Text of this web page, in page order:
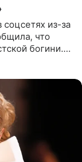
соцсетях из-за
что
богини.